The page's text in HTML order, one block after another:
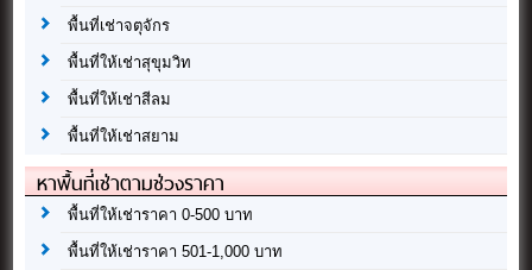
พื้นที่เช่าจตุจักร
พื้นที่ให้เช่าสุขุมวิท
พื้นที่ให้เช่าสีลม
พื้นที่ให้เช่าสยาม
หาพื้นที่เช่าตามช่วงราคา
พื้นที่ให้เช่าราคา 0-500 บาท
พื้นที่ให้เช่าราคา 501-1,000 บาท